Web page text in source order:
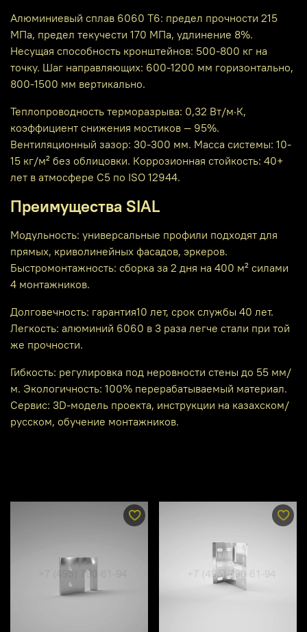
Алюминиевый сплав 6060 Т6: предел прочности 215
МПа, предел текучести 170 МПа, удлинение 8%.
Несущая способность кронштейнов: 500-800 кг на
точку. Шаг направляющих: 600-1200 мм горизонтально,
800-1500 мм вертикально.
Теплопроводность терморазрыва: 0,32 Вт/м·К,
коэффициент снижения мостиков — 95%.
Вентиляционный зазор: 30-300 мм. Масса системы: 10-
15 кг/м² без облицовки. Коррозионная стойкость: 40+
лет в атмосфере C5 по ISO 12944.
Преимущества SIAL
Модульность: универсальные профили подходят для
прямых, криволинейных фасадов, эркеров.
Быстромонтажность: сборка за 2 дня на 400 м² силами
4 монтажников.
Долговечность: гарантия10 лет, срок службы 40 лет.
Легкость: алюминий 6060 в 3 раза легче стали при той
же прочности.
Гибкость: регулировка под неровности стены до 55 мм/
м. Экологичность: 100% перерабатываемый материал.
Сервис: 3D-модель проекта, инструкции на казахском/
русском, обучение монтажников.